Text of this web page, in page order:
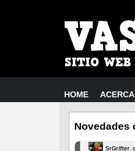
HOME
Novedades
SrGrifter,